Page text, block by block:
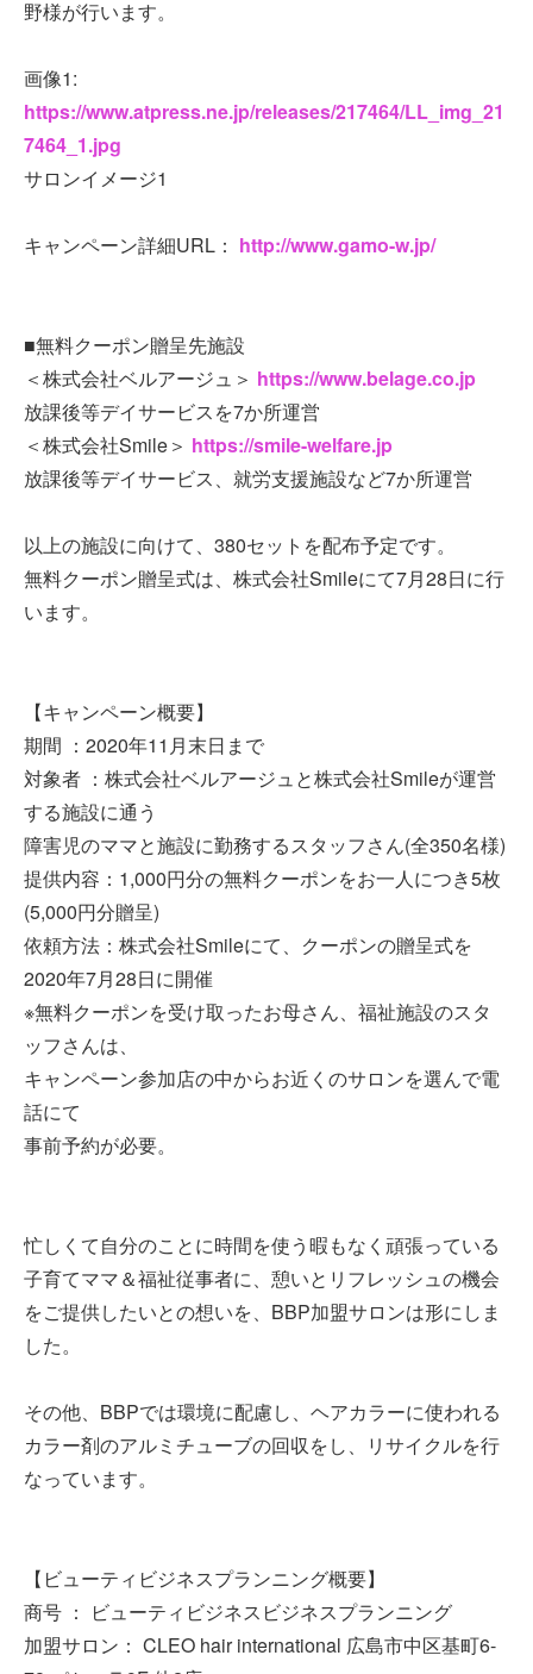
野様が行います。
画像1:
https://www.atpress.ne.jp/releases/217464/LL_img_21
7464_1.jpg
サロンイメージ1
キャンペーン詳細URL： http://www.gamo-w.jp/
■無料クーポン贈呈先施設
＜株式会社ベルアージュ＞ https://www.belage.co.jp
放課後等デイサービスを7か所運営
＜株式会社Smile＞ https://smile-welfare.jp
放課後等デイサービス、就労支援施設など7か所運営
以上の施設に向けて、380セットを配布予定です。
無料クーポン贈呈式は、株式会社Smileにて7月28日に行
います。
【キャンペーン概要】
期間 ：2020年11月末日まで
対象者 ：株式会社ベルアージュと株式会社Smileが運営
する施設に通う
障害児のママと施設に勤務するスタッフさん(全350名様)
提供内容：1,000円分の無料クーポンをお一人につき5枚
(5,000円分贈呈)
依頼方法：株式会社Smileにて、クーポンの贈呈式を
2020年7月28日に開催
※無料クーポンを受け取ったお母さん、福祉施設のスタ
ッフさんは、
キャンペーン参加店の中からお近くのサロンを選んで電
話にて
事前予約が必要。
忙しくて自分のことに時間を使う暇もなく頑張っている
子育てママ＆福祉従事者に、憩いとリフレッシュの機会
をご提供したいとの想いを、BBP加盟サロンは形にしま
した。
その他、BBPでは環境に配慮し、ヘアカラーに使われる
カラー剤のアルミチューブの回収をし、リサイクルを行
なっています。
【ビューティビジネスプランニング概要】
商号 ： ビューティビジネスビジネスプランニング
加盟サロン： CLEO hair international 広島市中区基町6-